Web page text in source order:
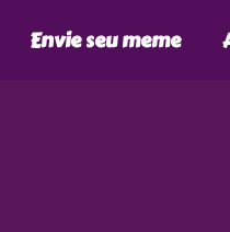
Envie seu meme